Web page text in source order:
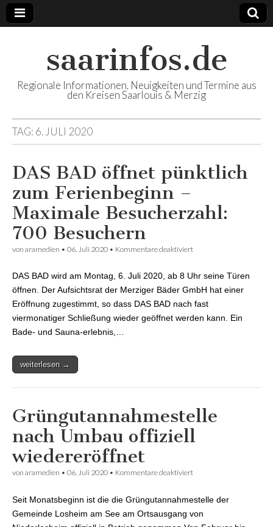
saarinfos.de
Regionale Informationen, Neuigkeiten und Termine aus
den Kreisen Saarlouis & Merzig
TAG: 6. JULI 2020
DAS BAD öffnet pünktlich
zum Ferienbeginn –
Maximale Besucherzahl:
700 Besuchern
von aramedien • 06. Juli 2020 • Kommentare deaktiviert
Maximale Besucherzahl:
700 Besuchern
DAS BAD wird am Montag, 6. Juli 2020, ab 8 Uhr seine Türen
öffnen. Der Aufsichtsrat der Merziger Bäder GmbH hat einer
Eröffnung zugestimmt, so dass DAS BAD nach fast
viermonatiger Schließung wieder geöffnet werden kann. Ein
Bade- und Sauna-erlebnis,…
weiterlesen →
Grüngutannahmestelle
nach Umbau offiziell
wiedereröffnet
von aramedien • 06. Juli 2020 • Kommentare deaktiviert
wiedereröffnet
Seit Monatsbeginn ist die die Grüngutannahmestelle der
Gemeinde Losheim am See am Ortsausgang von